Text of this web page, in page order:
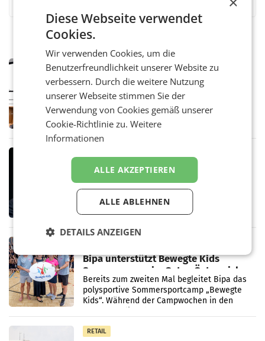
MARKETING & MEDIA
Pilnacek-U-Ausschuss - Presserat
fordert sensible Berichterstattung
WIEN Der Presserat fordert Medienvertreter
dazu auf, im U-Ausschuss zu den
Ermittlungen rund um das Ableben des Ex-
Pilnacek, auf sensible
Stiftungsrat Lederer wehrt sich in
den SN gegen Vorwürfe
Mehrere Themen beschäftigen derzeit den
ORF. Am Dienstag soll im Stiftungsrat über
die vom neuen ORF-Chef Clemens Pig
Direktionen abgestimmt werden.
Bipa unterstützt Bewegte Kids
Sommercamps im Osten Österreichs
Bereits zum zweiten Mal begleitet Bipa das
polysportive Sommersportcamp „Bewegte
Kids“. Während der Campwochen in den
RETAIL
Diese Webseite verwendet
Cookies.
Wir verwenden Cookies, um die
Benutzerfreundlichkeit unserer Website zu
verbessern. Durch die weitere Nutzung
unserer Webseite stimmen Sie der
Verwendung von Cookies gemäß unserer
Cookie-Richtlinie zu.Weitere
Informationen
ALLE AKZEPTIEREN
ALLE ABLEHNEN
DETAILS ANZEIGEN